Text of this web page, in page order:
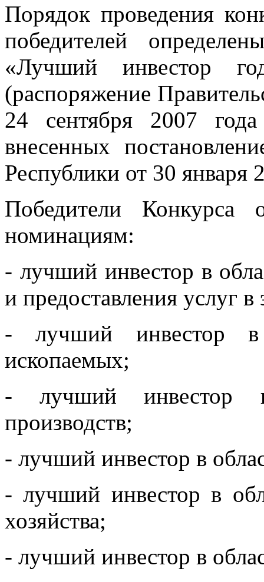
Порядок проведения
победителей
«Лучший инвестор
(распоряжение
24 сентября 2007
внесенных
Республики от 30 января
Победители Конкурса
номинациям:
- лучший инвестор в
и предоставления услуг в
- лучший инвестор в
ископаемых;
- лучший инвестор
производств;
- лучший инвестор в
- лучший инвестор в
хозяйства;
- лучший инвестор в